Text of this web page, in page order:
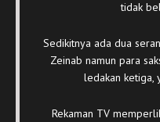
tidak
Sedikitnya ada dua
Zeinab namun para
ledakan ketiga,
Rekaman TV